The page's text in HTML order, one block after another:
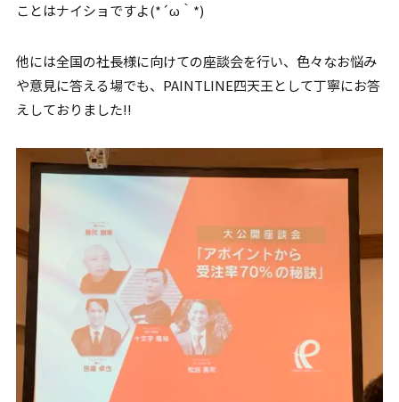
ことはナイショですよ(*´ω｀*)
他には全国の社長様に向けての座談会を行い、色々なお悩み
や意見に答える場でも、PAINTLINE四天王として丁寧にお答
えしておりました!!